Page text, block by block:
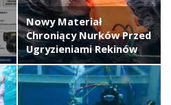
Nowy Materiał
Chroniący Nurków Przed
Ugryzieniami Rekinów